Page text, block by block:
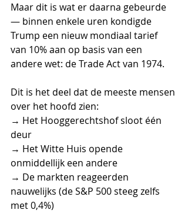
Maar dit is wat er daarna gebeurde
— binnen enkele uren kondigde
Trump een nieuw mondiaal tarief
van 10% aan op basis van een
andere wet: de Trade Act van 1974.
Dit is het deel dat de meeste mensen
over het hoofd zien:
→ Het Hooggerechtshof sloot één
deur
→ Het Witte Huis opende
onmiddellijk een andere
→ De markten reageerden
nauwelijks (de S&P 500 steeg zelfs
met 0,4%)